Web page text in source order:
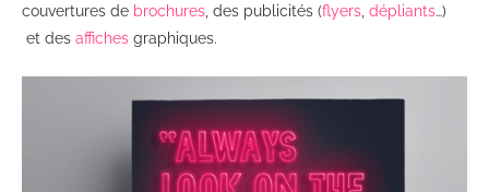
couvertures de brochures , des publicités (flyers dépliants…)
et des affiches graphiques.